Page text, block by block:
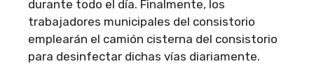
durante todo el día. Finalmente, los
trabajadores municipales del consistorio
emplearán el camión cisterna del consistorio
para desinfectar dichas vías diariamente.